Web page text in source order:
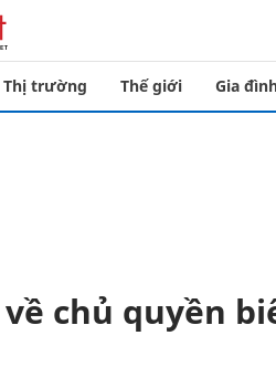
Thị trường Thế giới Gia
chủ quyền